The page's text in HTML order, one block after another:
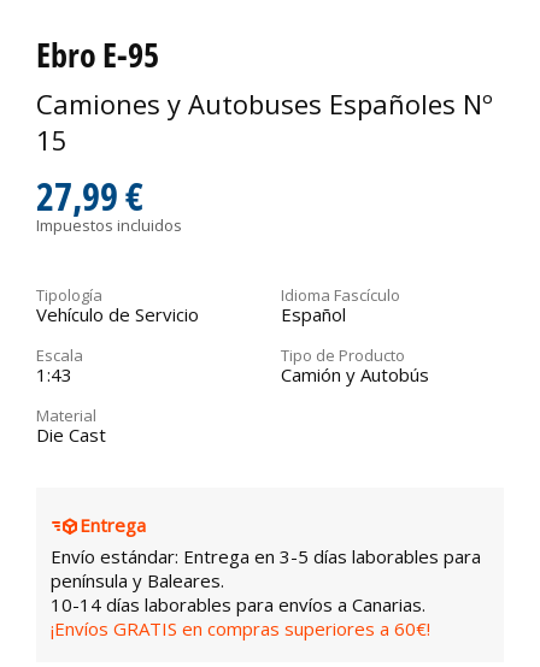
Ebro E-95
Camiones y Autobuses Españoles Nº
15
27,99 €
Impuestos incluidos
Tipología
Vehículo de Servicio
Idioma Fascículo
Español
Escala
1:43
Tipo de Producto
Camión y Autobús
Material
Die Cast
Entrega
Envío estándar: Entrega en 3-5 días laborables para
península y Baleares.
10-14 días laborables para envíos a Canarias.
¡Envíos GRATIS en compras superiores a 60€!